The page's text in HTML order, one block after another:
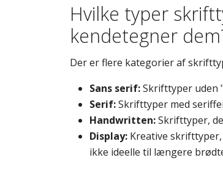
Hvilke typer
kendetegner
Der er flere kategorier af
Sans serif:Skrifttyper uden
Serif:Skrifttyper med
Handwritten:Skrifttyper,
Display: Kreative
ikke ideelle til længere